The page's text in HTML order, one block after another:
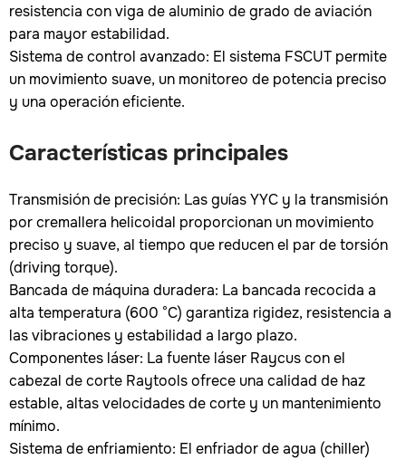
resistencia con viga de aluminio de grado de aviación
para mayor estabilidad.
Sistema de control avanzado: El sistema FSCUT permite
un movimiento suave, un monitoreo de potencia preciso
y una operación eficiente.
Características principales
Transmisión de precisión: Las guías YYC y la transmisión
por cremallera helicoidal proporcionan un movimiento
preciso y suave, al tiempo que reducen el par de torsión
(driving torque).
Bancada de máquina duradera: La bancada recocida a
alta temperatura (600 °C) garantiza rigidez, resistencia a
las vibraciones y estabilidad a largo plazo.
Componentes láser: La fuente láser Raycus con el
cabezal de corte Raytools ofrece una calidad de haz
estable, altas velocidades de corte y un mantenimiento
mínimo.
Sistema de enfriamiento: El enfriador de agua (chiller)